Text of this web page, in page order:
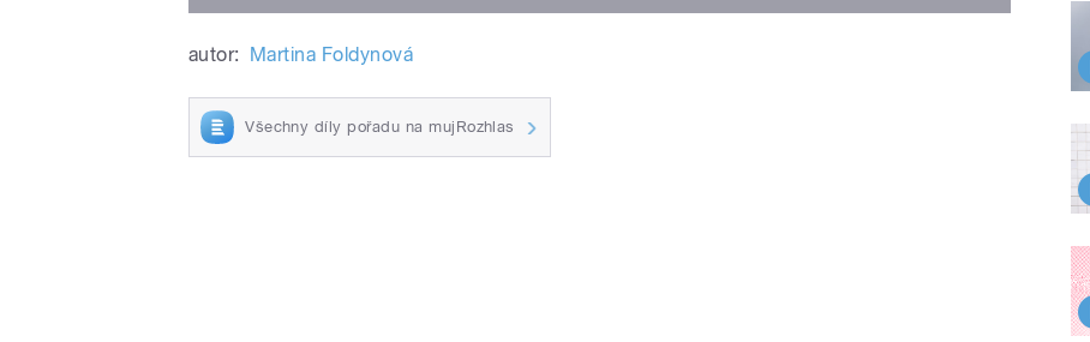
autor: Martina Foldynová
Všechny díly pořadu na mujRozhlas